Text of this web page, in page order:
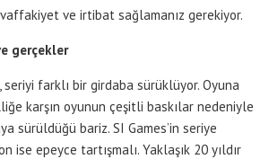
ve irtibat sağlamanız gerekiyor.
gerçekler
farklı bir girdaba sürüklüyor. Oyuna
karşın oyunun çeşitli baskılar nedeniyle
sürüldüğü bariz. SI Games’in seriye
ise epeyce tartışmalı. Yaklaşık 20 yıldır